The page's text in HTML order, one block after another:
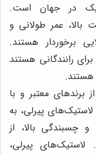
در جهان است.
بالا، عمر طولانی و
برخوردار هستند.
رانندگانی هستند
هستند.
برندهای معتبر و با
پیرلی، به
چسبندگی بالا، از
لاستیک‌های پیرلی،